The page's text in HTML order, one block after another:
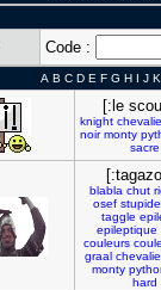
Code :
A B C D E F G H I J K
[:le
knight
noir monty
sacre
blabla chut
osef stupide
taggle
epileptique
couleurs
graal
monty
hard